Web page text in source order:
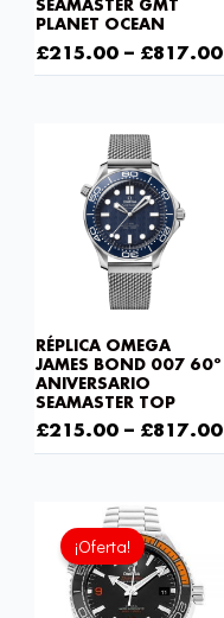
SEAMASTER GMT
PLANET OCEAN
£215.00 – £817.00
RÉPLICA OMEGA
JAMES BOND 007 60º
ANIVERSARIO
SEAMASTER TOP
£215.00 – £817.00
¡Oferta!
El
precio
original
era:
£301.00.